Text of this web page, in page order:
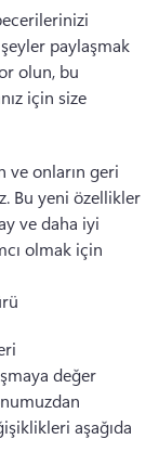
paylaşmak
olun, bu
için size
ve onların geri
Bu yeni özellikler
ve daha iyi
olmak için
değer
aşağıda